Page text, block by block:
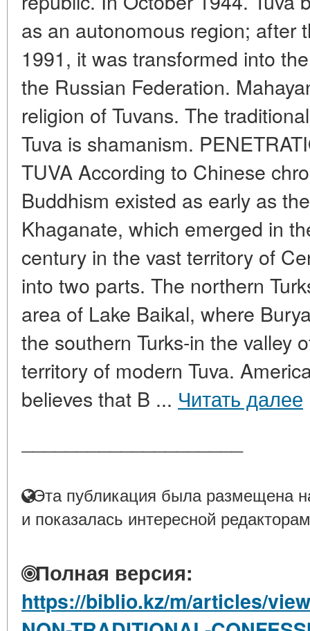
as an autonomous region; after
1991, it was transformed into
the Russian Federation.
religion of Tuvans. The
Tuva is shamanism.
TUVA According to Chinese
Buddhism existed as early as
Khaganate, which emerged in
century in the vast territory of
into two parts. The northern
area of Lake Baikal, where
the southern Turks-in the valley
territory of modern Tuva.
believes that B ... Читать далее
Эта публикация была размещена
и показалась интересной
Полная версия:
https://biblio.kz/m/articles/